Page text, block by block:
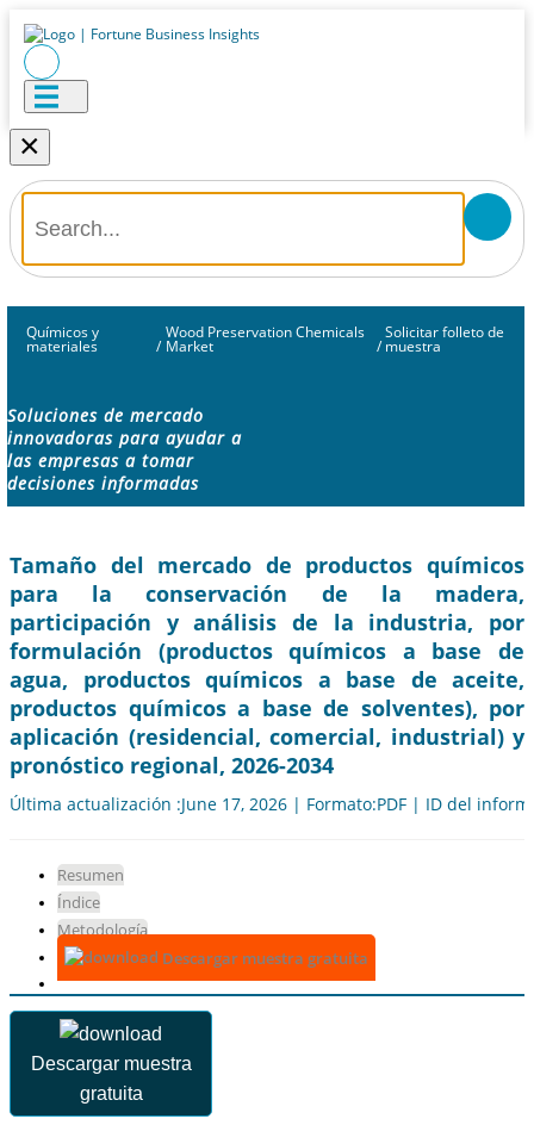
×
Químicos y
materiales /
Wood Preservation Chemicals
Market /
Solicitar folleto de
muestra
Soluciones de mercado
innovadoras para ayudar a
las empresas a tomar
decisiones informadas
Tamaño del mercado de productos químicos
para la conservación de la madera,
participación y análisis de la industria, por
formulación (productos químicos a base de
agua, productos químicos a base de aceite,
productos químicos a base de solventes), por
aplicación (residencial, comercial, industrial) y
pronóstico regional, 2026-2034
Última actualización :June 17, 2026 | Formato:PDF | ID del
Resumen
Índice
Metodología
Descargar muestra gratuita
Descargar muestra
gratuita